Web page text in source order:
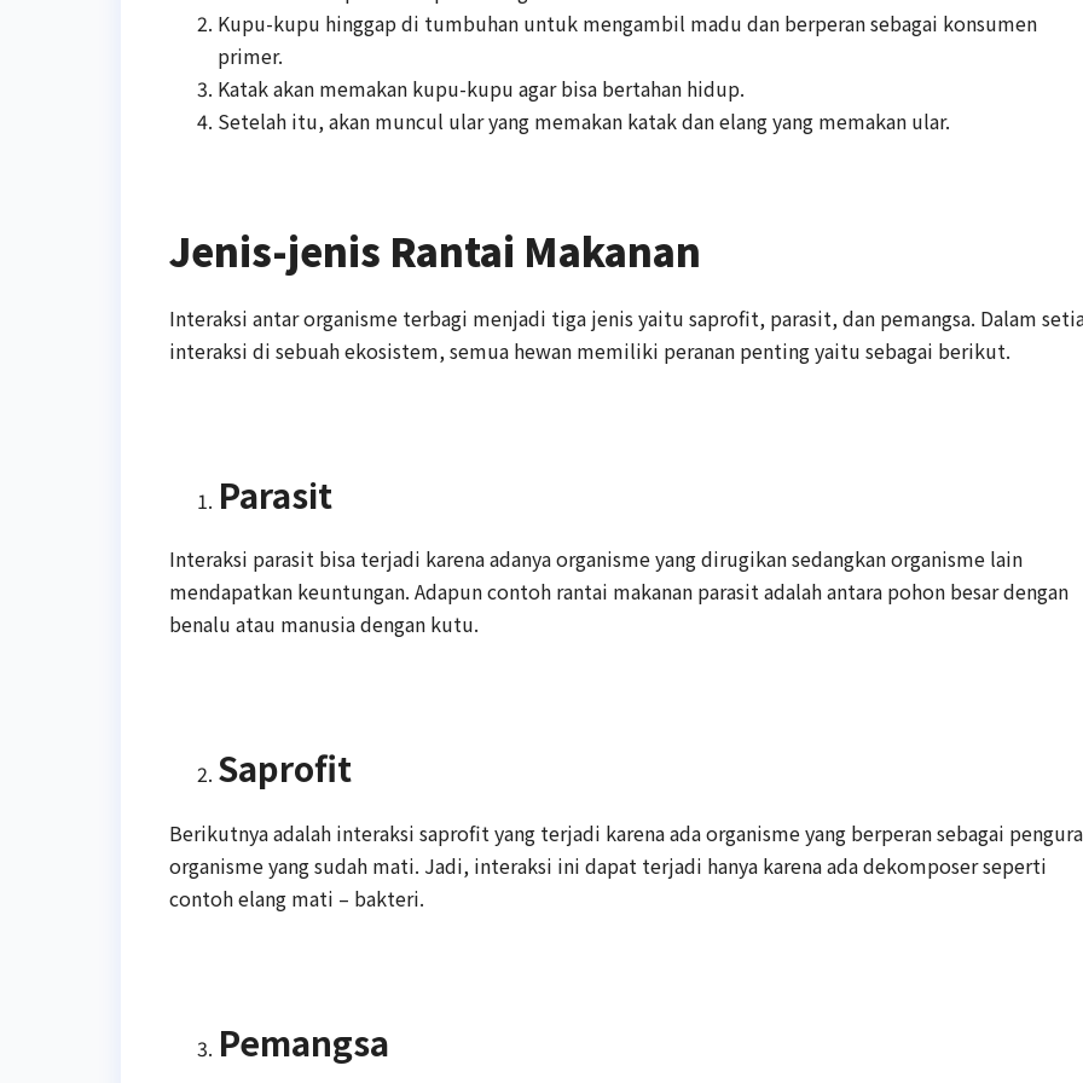
Kupu-kupu hinggap di tumbuhan untuk mengambil madu dan berperan sebagai konsumen
primer.
Katak akan memakan kupu-kupu agar bisa bertahan hidup.
Setelah itu, akan muncul ular yang memakan katak dan elang yang memakan ular.
Jenis-jenis Rantai Makanan
Interaksi antar organisme terbagi menjadi tiga jenis yaitu saprofit, parasit, dan pemangsa. Dalam
interaksi di sebuah ekosistem, semua hewan memiliki peranan penting yaitu sebagai berikut.
Parasit
Interaksi parasit bisa terjadi karena adanya organisme yang dirugikan sedangkan organisme lain
mendapatkan keuntungan. Adapun contoh rantai makanan parasit adalah antara pohon besar dengan
benalu atau manusia dengan kutu.
Saprofit
Berikutnya adalah interaksi saprofit yang terjadi karena ada organisme yang berperan sebagai
organisme yang sudah mati. Jadi, interaksi ini dapat terjadi hanya karena ada dekomposer seperti
contoh elang mati – bakteri.
Pemangsa